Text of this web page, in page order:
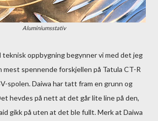
Aluminiumsstativ
teknisk oppbygning begynner vi med det jeg
spennende forskjellen på Tatula CT-R
spolen. Daiwa har tatt fram en grunn og
hevdes på nett at det går lite line på den,
gikk på uten at det ble fullt. Merk at Daiwa